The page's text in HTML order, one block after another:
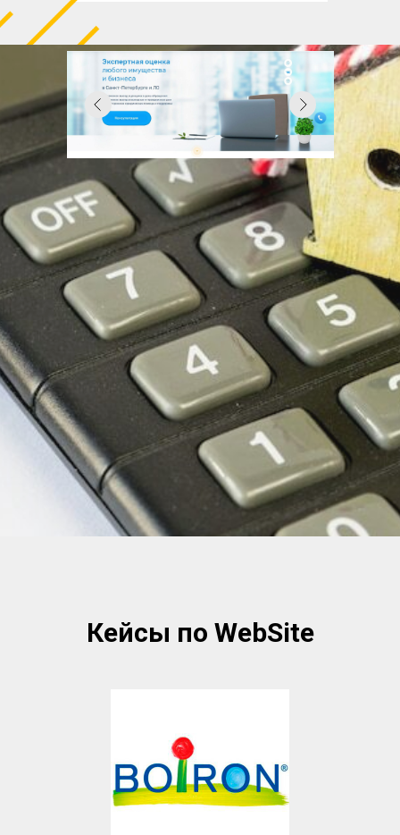
Кейсы по WebSite